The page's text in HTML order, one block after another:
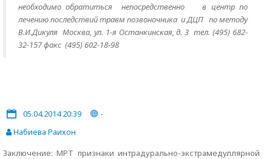
необходимо обратиться непосредственно в центр по
лечению последствий травм позвоночника и ДЦП по методу
В.И.Дикуля Москва, ул. 1-я Останкинская, д. 3 тел. (495) 682-
32-157 факс (495) 602-18-98
05.04.2014 20:39
-
Набиева Раихон
Заключение: МРТ признаки интрадурально-экстрамедуллярной